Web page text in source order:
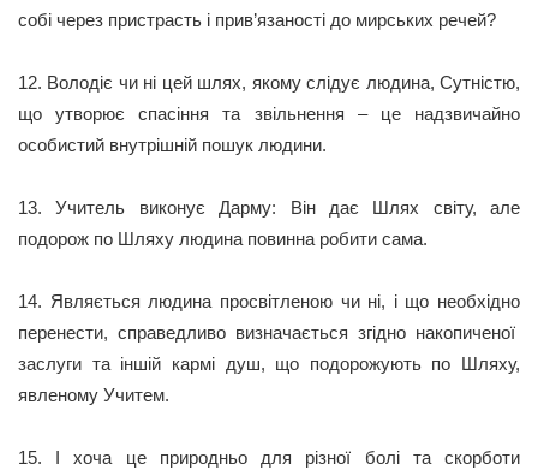
собі через пристрасть і прив’язаності до мирських речей?
12. Володіє чи ні цей шлях, якому слідує людина, Сутністю,
що утворює спасіння та звільнення – це надзвичайно
особистий внутрішній пошук людини.
13. Учитель виконує Дарму: Він дає Шлях світу, але
подорож по Шляху людина повинна робити сама.
14. Являється людина просвітленою чи ні, і що необхідно
перенести, справедливо визначається згідно накопиченої
заслуги та іншій кармі душ, що подорожують по Шляху,
явленому Учитем.
15. І хоча це природньо для різної болі та скорботи